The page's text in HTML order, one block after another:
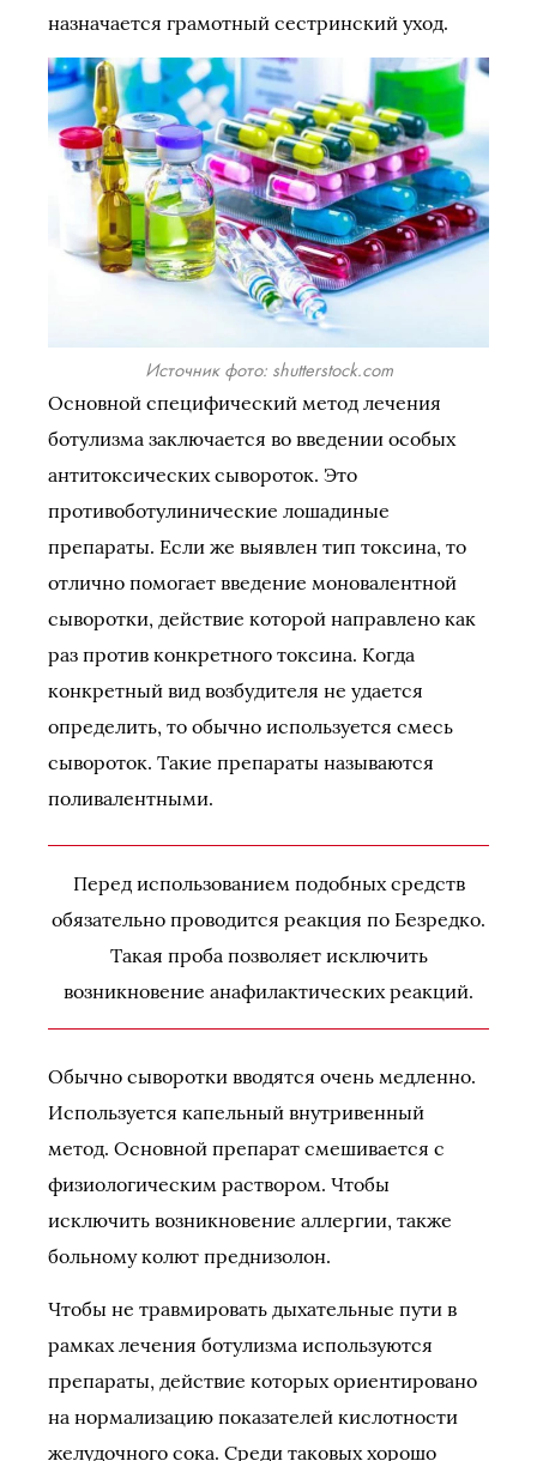
назначается грамотный сестринский уход.
Источник фото: shutterstock.com
Основной специфический метод лечения
ботулизма заключается во введении особых
антитоксических сывороток. Это
противоботулинические лошадиные
препараты. Если же выявлен тип токсина, то
отлично помогает введение моновалентной
сыворотки, действие которой направлено как
раз против конкретного токсина. Когда
конкретный вид возбудителя не удается
определить, то обычно используется смесь
сывороток. Такие препараты называются
поливалентными.
Перед использованием подобных средств
обязательно проводится реакция по Безредко.
Такая проба позволяет исключить
возникновение анафилактических реакций.
Обычно сыворотки вводятся очень медленно.
Используется капельный внутривенный
метод. Основной препарат смешивается с
физиологическим раствором. Чтобы
исключить возникновение аллергии, также
больному колют преднизолон.
Чтобы не травмировать дыхательные пути в
рамках лечения ботулизма используются
препараты, действие которых ориентировано
на нормализацию показателей кислотности
желудочного сока. Среди таковых хорошо